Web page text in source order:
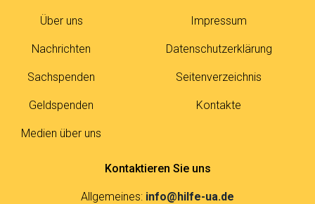
Über uns
Nachrichten
Sachspenden
Geldspenden
Medien über uns
Impressum
Datenschutzerklärung
Seitenverzeichnis
Kontakte
Kontaktieren Sie uns
Allgemeines: info@hilfe-ua.de